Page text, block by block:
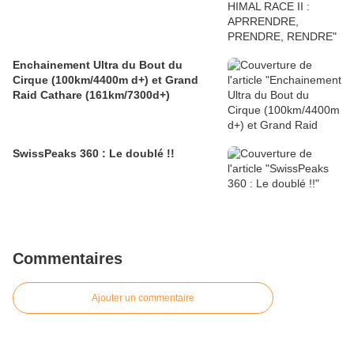
Enchainement Ultra du Bout du
Cirque (100km/4400m d+) et Grand
Raid Cathare (161km/7300d+)
SwissPeaks 360 : Le doublé !!
Commentaires
Ajouter un commentaire